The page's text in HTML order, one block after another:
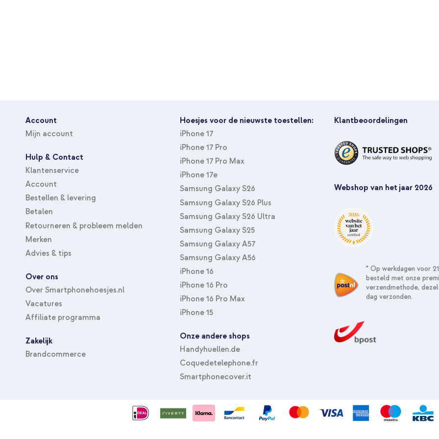
imoshion 360° draaibare
10.9 inch - Lichtblauw +
Account
Mijn account
Hulp & Contact
Klantenservice
Account
Bestellen & levering
Betalen
Retourneren & probleem melden
Merken
Advies & tips
Over ons
Over Smartphonehoesjes.nl
Vacatures
Affiliate programma
Zakelijk
Brandcommerce
Hoesjes voor de nieuwste toestellen:
iPhone 17
iPhone 17 Pro
iPhone 17 Pro Max
iPhone 17e
Samsung Galaxy S26
Samsung Galaxy S26 Plus
Samsung Galaxy S26 Ultra
Samsung Galaxy S25
Samsung Galaxy A57
Samsung Galaxy A56
iPhone 16
iPhone 16 Pro
iPhone 16 Pro Max
iPhone 15
Onze andere shops
Handyhuellen.de
Coquedetelephone.fr
Smartphonecover.it
Klantbeoordelingen
Webshop van het jaar 2026
* Op werkdagen voor
besteld met onze
verzendmethode,
dag verzonden.